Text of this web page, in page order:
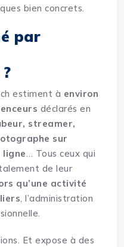
bien concrets.
par
estiment à environ
déclarés en
streamer,
sur
… Tous ceux qui
de leur
qu’une activité
, l’administration
Et expose à des